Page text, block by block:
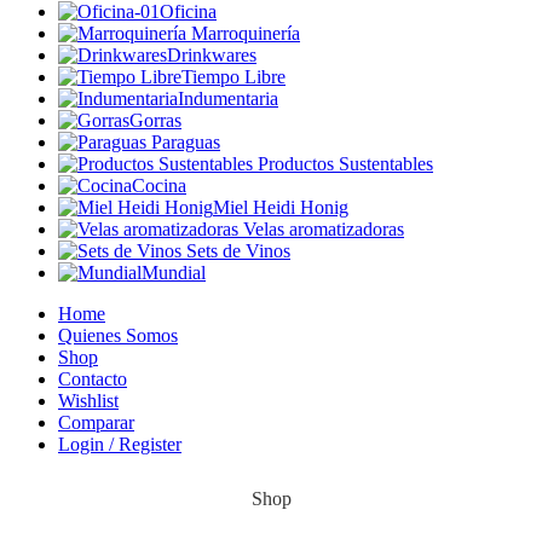
Oficina
Marroquinería
Drinkwares
Tiempo Libre
Indumentaria
Gorras
Paraguas
Productos Sustentables
Cocina
Miel Heidi Honig
Velas aromatizadoras
Sets de Vinos
Mundial
Home
Quienes Somos
Shop
Contacto
Wishlist
Comparar
Login / Register
Shop